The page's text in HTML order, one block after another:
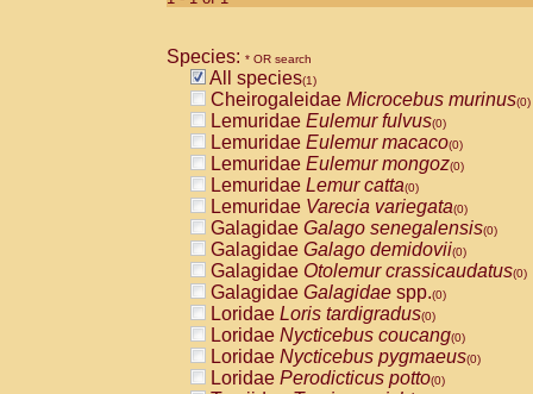
CebidaeCebus capucinus
CebidaeCebus nigrivittatus
CebidaeCebus spp.(0)
CebidaeSaimiri boliviensis(0)
CebidaeSaimiri sciureus(0)
AtelidaeAlouatta caraya(0)
AtelidaeAlouatta fusca(0)
AtelidaeAlouatta seniculus(0)
AtelidaeAlouattaspp.(0)
AtelidaeAteles belzebuth(0)
AtelidaeAteles geoffroyi(0)
AtelidaeAteles paniscus(0)
AtelidaeAtelesspp.(0)
AtelidaeLagothrix lagothricha(0)
AtelidaeLagothrix lagothricha cana
PitheciidaeCacajao calvus
Species: * OR search
All species(1)
Cheirogaleidae Microcebus murinus(0)
Lemuridae Eulemur fulvus(0)
Lemuridae Eulemur macaco(0)
Lemuridae Eulemur mongoz(0)
Lemuridae Lemur catta(0)
Lemuridae Varecia variegata(0)
Galagidae Galago senegalensis(0)
Galagidae Galago demidovii(0)
Galagidae Otolemur crassicaudatus(0)
Galagidae Galagidae spp.(0)
Loridae Loris tardigradus(0)
Loridae Nycticebus coucang(0)
Loridae Nycticebus pygmaeus(0)
Loridae Perodicticus potto(0)